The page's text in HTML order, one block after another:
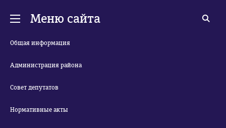
Меню сайта
Общая информация
Администрация района
Совет депутатов
Нормативные акты